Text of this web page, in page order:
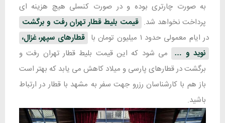
به صورت چارتری بوده و در صورت کنسلی هیچ هزینه ای
پرداخت نخواهد شد. قیمت بلیط قطار تهران رفت و برگشت
در ایام معمولی حدود ۱ میلیون تومان با
قطارهای سپهر، غزال،
نوید و … می شود که این قیمت بلیط قطار تهران رفت و
برگشت در قطارهای پارسی و میلاد کاهش می یابد که بهتر است
باز هم با کارشناسان رزرو جهت سفر به مشهد با قطار در ارتباط
باشید.